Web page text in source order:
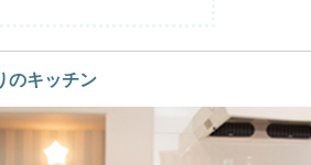
のキッチン